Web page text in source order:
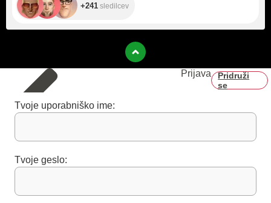
+241 sledilcev
Prijava
Pridruži
se
Tvoje uporabniško ime:
Tvoje geslo: